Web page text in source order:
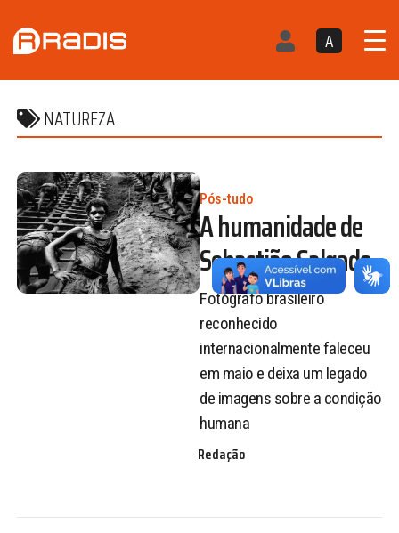
A
NATUREZA
Pós-tudo
A humanidade de
Sebastião Salgado
Fotógrafo brasileiro
reconhecido
internacionalmente faleceu
em maio e deixa um legado
de imagens sobre a condição
humana
Redação